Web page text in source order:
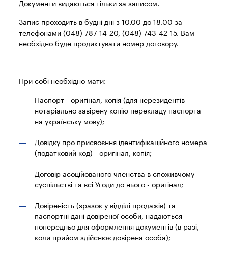
Документи видаються тільки за записом.
Запис проходить в будні дні з 10.00 до 18.00 за
телефонами (048) 787-14-20, (048) 743-42-15. Вам
необхідно буде продиктувати номер договору.
При собі необхідно мати:
Паспорт - оригінал, копія (для нерезидентів -
нотаріально завірену копію перекладу паспорта
на українську мову);
Довідку про присвоєння ідентифікаційного номера
(податковий код) - оригінал, копія;
Договір асоційованого членства в споживчому
суспільстві та всі Угоди до нього - оригінал;
Довіреність (зразок у відділі продажів) та
паспортні дані довіреної особи, надаються
попередньо для оформлення документів (в разі,
коли прийом здійснює довірена особа);